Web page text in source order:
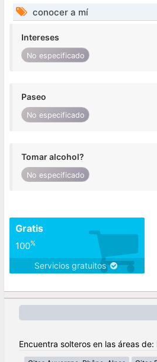
conocer a mí
Intereses
No especificado
Paseo
No especificado
Tomar alcohol?
No especificado
Gratis
100%
Servicios gratuitos
Encuentra solteros en las áreas de: